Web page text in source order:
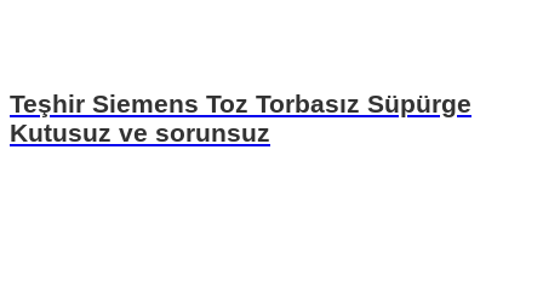
Teşhir Siemens Toz Torbasız Süpürge
Kutusuz ve sorunsuz